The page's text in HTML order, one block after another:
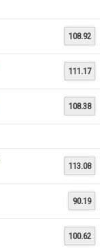
108.92
111.17
108.38
113.08
90.19
100.62